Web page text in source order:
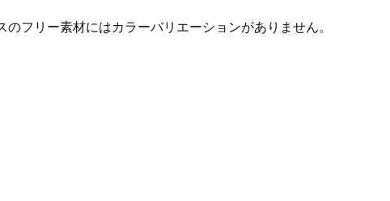
のフリー素材にはカラーバリエーションがありません。